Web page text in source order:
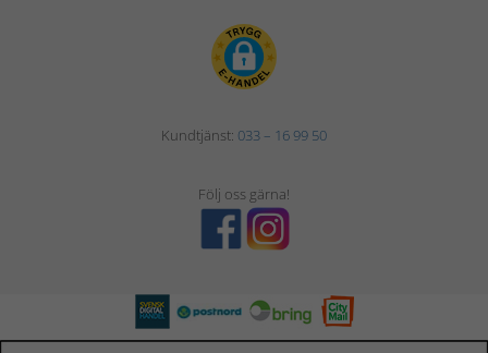
Kundtjänst: 033 – 16 99 50
Följ oss gärna!